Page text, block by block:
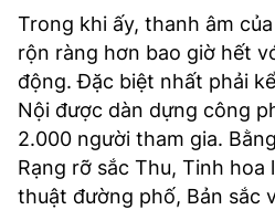
Trong khi ấy, thanh âm
rộn ràng hơn bao giờ hết
động. Đặc biệt nhất phải
Nội được dàn dựng công
2.000 người tham gia.
Rạng rỡ sắc Thu, Tinh hoa
thuật đường phố, Bản sắc